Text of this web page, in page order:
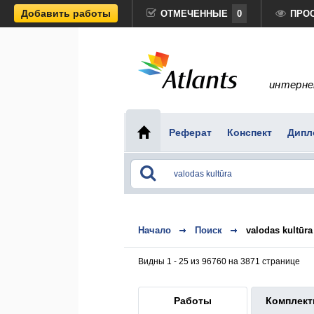
Добавить работы ОТМЕЧЕННЫЕ 0
Реферат Конспект
Начало Поиск valodas kultūra
Видны 1 - 25 из 96760 на 3871 странице
Работы